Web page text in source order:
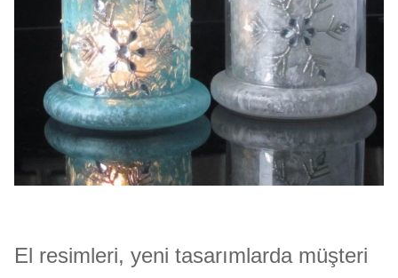
El resimleri, yeni tasarımlarda müşteri